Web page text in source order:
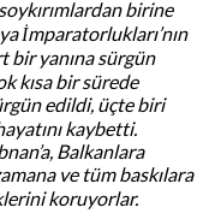
birine
İmparatorlukları’nın
bir yanına sürgün
kısa bir sürede
edildi, üçte biri
kaybetti.
Balkanlara
ve tüm baskılara
koruyorlar.